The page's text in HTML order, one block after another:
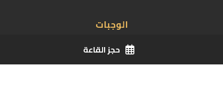
الوجبات
كيك + عصير
حجز القاعة